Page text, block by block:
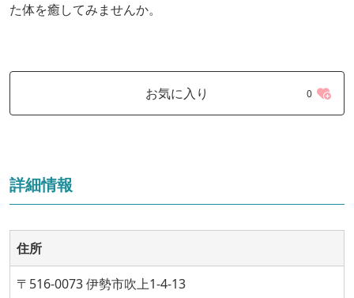
た体を癒してみませんか。
お気に入り 0
詳細情報
住所
〒516-0073 伊勢市吹上1-4-13